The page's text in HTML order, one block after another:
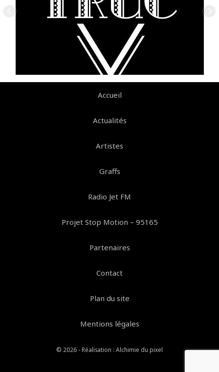
Accueil
Actualités
Artistes
Graffs
Radio Jet FM
Projet Stop Motion – 95165
Partenaires
Contact
Plan du site
Mentions légales
© 2026 - Réalisation : Alchimie du pixel